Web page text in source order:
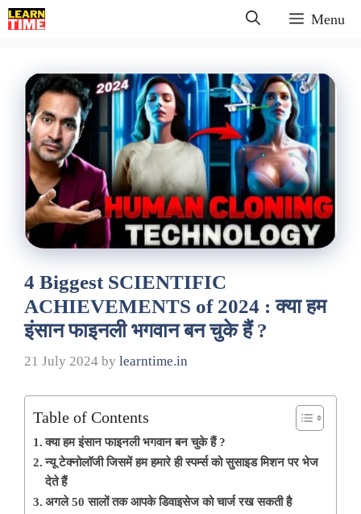
Skip
to
Menu
4 Biggest SCIENTIFIC
ACHIEVEMENTS of 2024 : क्या हम
इंसान फाइनली भगवान बन चुके हैं ?
21 July 2024 by learntime.in
Table of Contents
क्या हम इंसान फाइनली भगवान बन चुके हैं ?
न्यू टेक्नोलॉजी जिसमें हम हमारे ही स्पर्म्स को सुसाइड मिशन पर भेज
देते हैं
अगले 50 सालों तक आपके डिवाइसेज को चार्ज रख सकती है